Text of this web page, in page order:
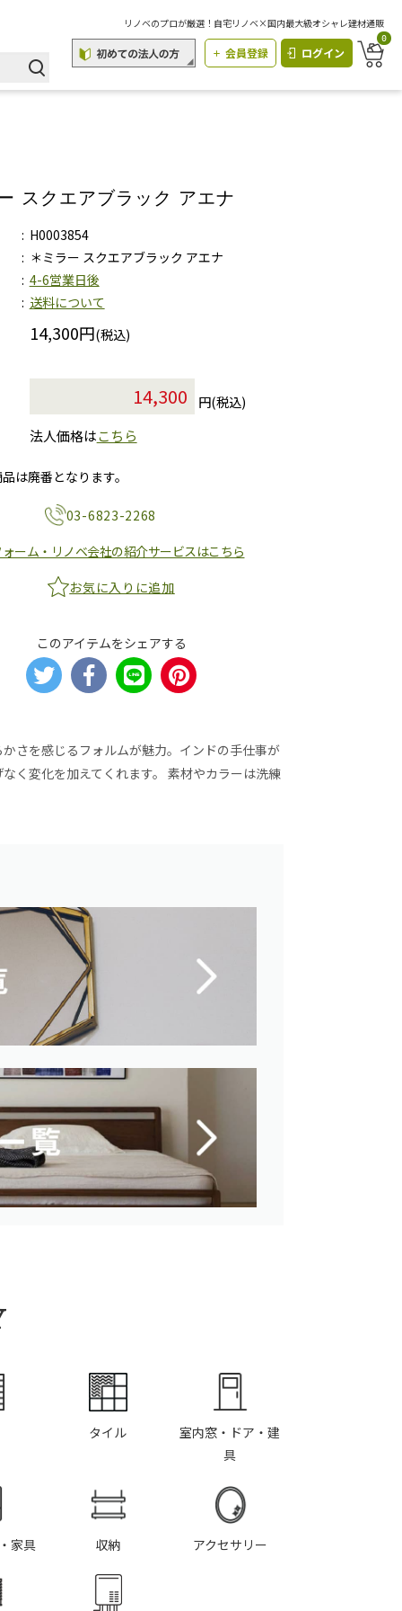
リノベのプロが厳選！自宅リノベ×国内最大級オシャレ建材通販
会員登録 ログイン
0
スクエアブラック アエナ
H0003854
＊ミラー スクエアブラック アエナ
4-6営業日後
送料について
14,300円(税込)
円(税込)
法人価格はこちら
は廃番となります。
03-6823-2268
ォーム・リノベ会社の紹介サービスはこちら
お気に入りに追加
このアイテムをシェアする
さを感じるフォルムが魅力。インドの手仕事が
く変化を加えてくれます。 素材やカラーは洗練
タイル
室内窓・ドア・建
具
家具 収納 アクセサリー